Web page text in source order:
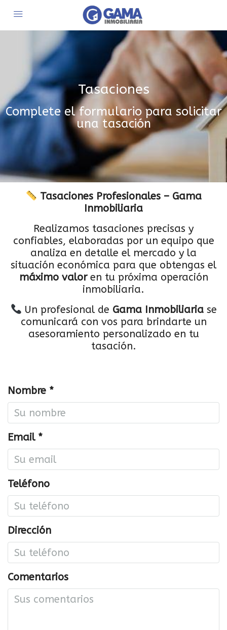
Tasaciones
Complete el formulario para solicitar
una tasación
Tasaciones Profesionales – Gama
Inmobiliaria
Realizamos tasaciones precisas y
confiables, elaboradas por un equipo que
analiza en detalle el mercado y la
situación económica para que obtengas el
máximo valoren tu próxima operación
inmobiliaria.
Un profesional de Gama Inmobiliariase
comunicará con vos para brindarte un
asesoramiento personalizado en tu
tasación.
Nombre *
Email *
Teléfono
Dirección
Comentarios